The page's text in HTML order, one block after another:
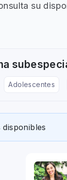
su
Adolescentes